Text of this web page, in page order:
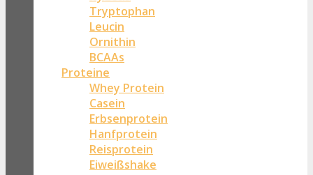
Tryptophan
Leucin
Ornithin
BCAAs
Proteine
Whey Protein
Casein
Erbsenprotein
Hanfprotein
Reisprotein
Eiweißshake